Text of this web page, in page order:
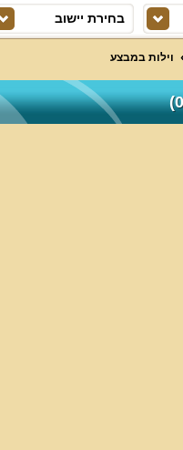
בחירת יישוב
וילות במבצע